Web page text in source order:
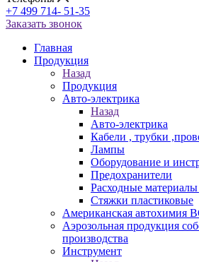
+7 499 714- 51-35
Заказать звонок
Главная
Продукция
Назад
Продукция
Авто-электрика
Назад
Авто-электрика
Кабели , трубки
Лампы
Оборудование и
Предохранители
Расходные
Стяжки пластиковые
Американская автохимия
Аэрозольная продукция
производства
Инструмент